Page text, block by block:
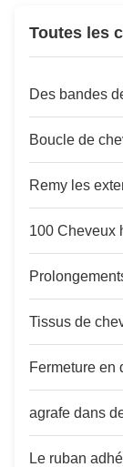
4. No any animal
Toutes les
Des bandes
Boucle de
Remy les
100 Cheveux
Tissus de
Fermeture en
agrafe dans
Le ruban